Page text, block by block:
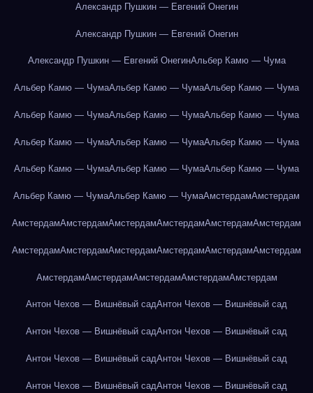
Александр Пушкин — Евгений Онегин
Александр Пушкин — Евгений Онегин
Александр Пушкин — Евгений ОнегинАльбер Камю — Чума
Альбер Камю — ЧумаАльбер Камю — ЧумаАльбер Камю — Чума
Альбер Камю — ЧумаАльбер Камю — ЧумаАльбер Камю — Чума
Альбер Камю — ЧумаАльбер Камю — ЧумаАльбер Камю — Чума
Альбер Камю — ЧумаАльбер Камю — ЧумаАльбер Камю — Чума
Альбер Камю — ЧумаАльбер Камю — ЧумаАмстердамАмстердам
АмстердамАмстердамАмстердамАмстердамАмстердамАмстердам
АмстердамАмстердамАмстердамАмстердамАмстердамАмстердам
АмстердамАмстердамАмстердамАмстердамАмстердам
Антон Чехов — Вишнёвый садАнтон Чехов — Вишнёвый сад
Антон Чехов — Вишнёвый садАнтон Чехов — Вишнёвый сад
Антон Чехов — Вишнёвый садАнтон Чехов — Вишнёвый сад
Антон Чехов — Вишнёвый садАнтон Чехов — Вишнёвый сад